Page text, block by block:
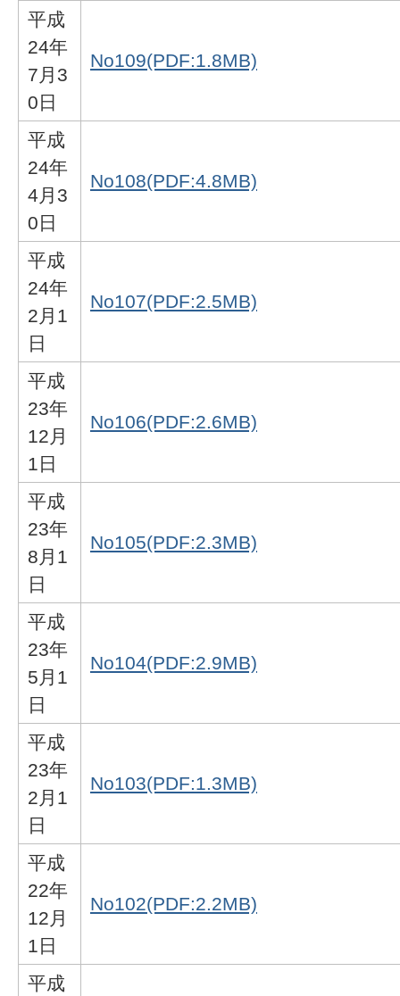
平成
24年
7月3
0日
No109(PDF:1.8MB)
平成
24年
4月3
0日
No108(PDF:4.8MB)
平成
24年
2月1
日
No107(PDF:2.5MB)
平成
23年
12月
1日
No106(PDF:2.6MB)
平成
23年
8月1
日
No105(PDF:2.3MB)
平成
23年
5月1
日
No104(PDF:2.9MB)
平成
23年
2月1
日
No103(PDF:1.3MB)
平成
22年
12月
1日
No102(PDF:2.2MB)
平成